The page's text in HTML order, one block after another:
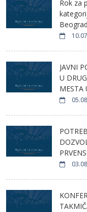
Rok za
JAVNI
U
MESTA